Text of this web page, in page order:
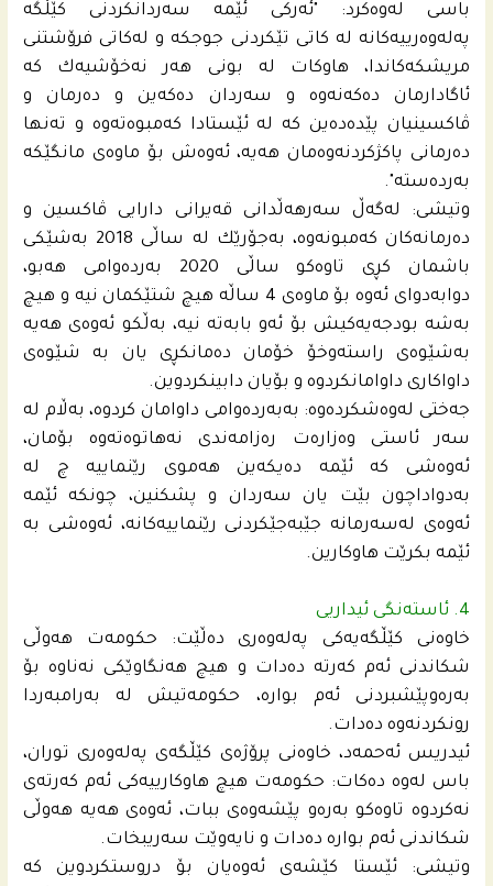
باسى له‌وه‌كرد: "ئه‌ركى ئێمه‌ سه‌ردانكردنى كێڵگه‌
په‌له‌وه‌رییه‌كانه‌ له‌ كاتى تێكردنى جوجكه‌ و له‌كاتى فرۆشتنى
مریشكه‌كاندا، هاوكات له‌ بونى هه‌ر نه‌خۆشیه‌ك كه‌
ئاگادارمان ده‌كه‌نه‌وه‌ و سه‌ردان ده‌كه‌ین و ده‌رمان و
ڤاكسینیان پێده‌ده‌ین كه‌ له‌ ئێستادا كه‌مبوه‌ته‌وه‌ و ته‌نها
ده‌رمانى پاكژكردنه‌وه‌مان هه‌یه،‌ ئه‌وه‌ش بۆ ماوه‌ى مانگێكه‌
به‌رده‌سته‌".
وتیشى: له‌گه‌ڵ سه‌رهه‌ڵدانى قه‌یرانى دارایی ڤاكسین و
ده‌رمانه‌كان كه‌مبونه‌وه‌، به‌جۆرێك له‌ ساڵى 2018 به‌شێكى
باشمان كڕى تاوه‌كو ساڵى 2020 به‌رده‌وامى هه‌بو،
دوابه‌دواى ئه‌وه‌ بۆ ماوه‌ى 4 ساڵه‌ هیچ شتێكمان نیه‌ و هیچ
به‌شه‌ بودجه‌یه‌كیش بۆ ئه‌و بابه‌ته‌ نیه‌، به‌ڵكو ئه‌وه‌ى هه‌یه‌
به‌شێوه‌ى راسته‌وخۆ خۆمان ده‌مانكڕى یان به‌ شێوه‌ى
داواكارى داوامانكردوه‌ و بۆیان دابینكردوین.
جه‌ختى له‌وه‌شكرده‌وه‌: به‌به‌رده‌وامى داوامان كردوه‌، به‌ڵام له‌
سه‌ر ئاستى وه‌زاره‌ت ره‌زامه‌ندى نه‌هاتوه‌ته‌وه‌ بۆمان،
ئه‌وه‌شى كه‌ ئێمه‌ ده‌یكه‌ین هه‌موى رێنماییه‌ چ له‌
به‌دواداچون بێت یان سه‌ردان و پشكنین، چونكه‌ ئێمه‌
ئه‌وه‌ى له‌سه‌رمانه‌ جێبه‌جێكردنى رێنماییه‌كانه‌، ئه‌وه‌شى به‌
ئێمه‌ بكرێت هاوكارین.
4. ئاستەنگی ئیداریی
خاوه‌نى كێڵگه‌یه‌كى په‌له‌وه‌رى ده‌ڵێت: حكومه‌ت هه‌وڵى
شكاندنى ئه‌م كه‌رته‌ ده‌دات و هیچ هه‌نگاوێكى نه‌ناوه‌ بۆ
به‌ره‌وپێشبردنى ئه‌م بواره‌، حكومه‌تیش له‌ به‌رامبه‌ردا
رونكردنه‌وه‌ ده‌دات.
ئیدریس ئه‌حمه‌د، خاوه‌نى پرۆژه‌ى كێڵگه‌ى په‌له‌وه‌رى توران،
باس له‌وه‌ ده‌كات: حكومه‌ت هیچ هاوكارییه‌كى ئه‌م كه‌رته‌ى
نه‌كردوه‌ تاوه‌كو به‌ره‌و پێشه‌وه‌ى ببات، ئه‌وه‌ى هه‌یه‌ هه‌وڵى
شكاندنى ئه‌م بواره‌ ده‌دات و نایه‌وێت سه‌ریبخات.
وتیشى: ئێستا كێشه‌ى ئه‌وه‌یان بۆ دروستكردوین كه‌